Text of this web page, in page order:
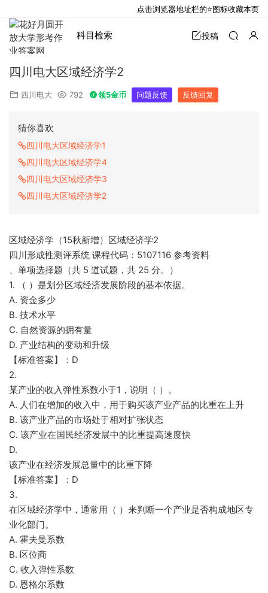
科目检索 投稿
四川电大区域经济学2
四川电大 792 领5金币 问题反馈 反馈回复
猜你喜欢
四川电大区域经济学1
四川电大区域经济学4
四川电大区域经济学3
四川电大区域经济学2
区域经济学（15秋新增）区域经济学2
四川形成性测评系统 课程代码：5107116 参考资料
、单项选择题（共 5 道试题，共 25 分。）
1. （ ）是划分区域经济发展阶段的基本依据。
A. 资金多少
B. 技术水平
C. 自然资源的拥有量
D. 产业结构的变动和升级
【标准答案】：D
2.
某产业的收入弹性系数小于1，说明（ ）。
A. 人们在增加的收入中，用于购买该产业产品的比重在上升
B. 该产业产品的市场处于相对扩张状态
C. 该产业在国民经济发展中的比重提高速度快
D.
该产业在经济发展总量中的比重下降
【标准答案】：D
3.
在区域经济学中，通常用（ ）来判断一个产业是否构成地区专
业化部门。
A. 霍夫曼系数
B. 区位商
C. 收入弹性系数
D. 恩格尔系数
点击浏览器地址栏的⭐图标收藏本页